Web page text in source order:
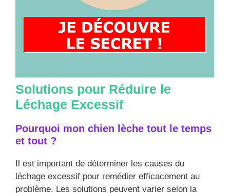
Solutions pour Réduire le
Léchage Excessif
Pourquoi mon chien lèche tout le temps
et tout ?
Il est important de déterminer les causes du
léchage excessif pour remédier efficacement au
problème. Les solutions peuvent varier selon la